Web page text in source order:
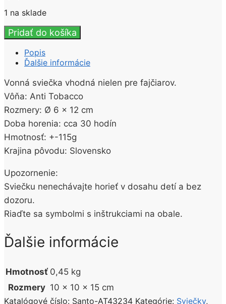
1 na sklade
množstvo
Vonná
sviečka
Anti
115g
Pridať do košíka
Popis
Ďalšie informácie
Vonná sviečka vhodná nielen pre fajčiarov.
Vôňa: Anti Tobacco
Rozmery: Ø 6 x 12 cm
Doba horenia: cca 30 hodín
Hmotnosť: +-115g
Krajina pôvodu: Slovensko
Upozornenie:
Sviečku nenechávajte horieť v dosahu detí a bez
dozoru.
Riaďte sa symbolmi s inštrukciami na obale.
Ďalšie informácie
Hmotnosť 0,45 kg
Rozmery 10 × 10 × 15 cm
Katalógové číslo: Santo-AT43234 Kategórie: Sviečky,